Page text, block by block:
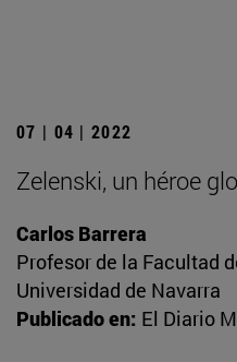
07 | 04 | 2022
Zelenski, un héroe
Carlos Barrera
Profesor de la Facultad
Universidad de Navarra
Publicado en: El Diario